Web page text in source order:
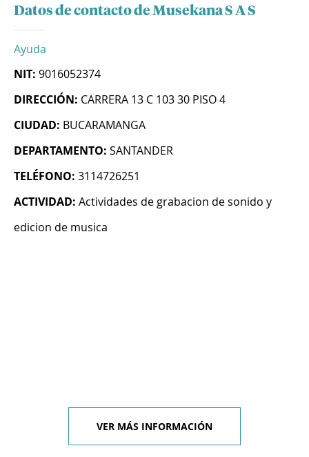
Datos de contacto de Musekana S A S
Ayuda
NIT: 9016052374
DIRECCIÓN: CARRERA 13 C 103 30 PISO 4
CIUDAD: BUCARAMANGA
DEPARTAMENTO: SANTANDER
TELÉFONO: 3114726251
ACTIVIDAD: Actividades de grabacion de sonido y
edicion de musica
VER MÁS INFORMACIÓN